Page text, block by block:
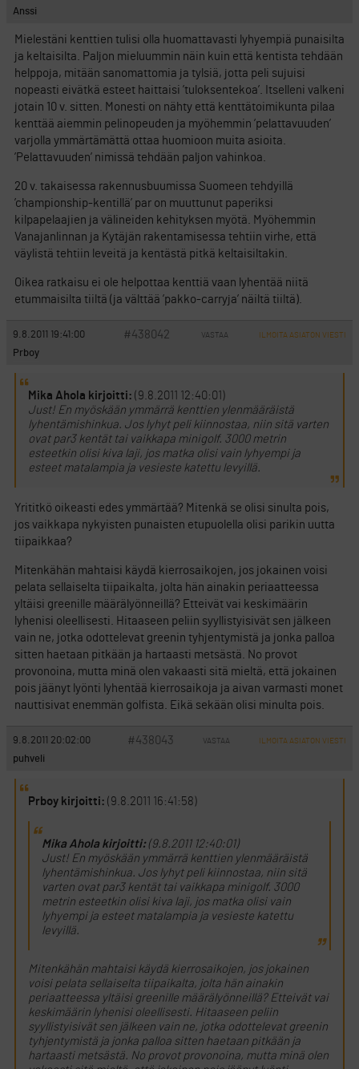
Anssi
Mielestäni kenttien tulisi olla huomattavasti lyhyempiä punaisilta
ja keltaisilta. Paljon mieluummin näin kuin että kentista tehdään
helppoja, mitään sanomattomia ja tylsiä, jotta peli sujuisi
nopeasti eivätkä esteet haittaisi ’tuloksentekoa’. Itselleni valkeni
jotain 10 v. sitten. Monesti on nähty että kenttätoimikunta pilaa
kenttää aiemmin pelinopeuden ja myöhemmin ’pelattavuuden’
varjolla ymmärtämättä ottaa huomioon muita asioita.
’Pelattavuuden’ nimissä tehdään paljon vahinkoa.
20 v. takaisessa rakennusbuumissa Suomeen tehdyillä
’championship-kentillä’ par on muuttunut paperiksi
kilpapelaajien ja välineiden kehityksen myötä. Myöhemmin
Vanajanlinnan ja Kytäjän rakentamisessa tehtiin virhe, että
väylistä tehtiin leveitä ja kentästä pitkä keltaisiltakin.
Oikea ratkaisu ei ole helpottaa kenttiä vaan lyhentää niitä
etummaisilta tiiltä (ja välttää ’pakko-carryja’ näiltä tiiltä).
9.8.2011 19:41:00 #438042 VASTAA ILMOITA ASIATON VIESTI
Prboy
Mika Ahola kirjoitti: (9.8.2011 12:40:01)
Just! En myöskään ymmärrä kenttien ylenmääräistä
lyhentämishinkua. Jos lyhyt peli kiinnostaa, niin sitä varten
ovat par3 kentät tai vaikkapa minigolf. 3000 metrin
esteetkin olisi kiva laji, jos matka olisi vain lyhyempi ja
esteet matalampia ja vesieste katettu levyillä.
Yrititkö oikeasti edes ymmärtää? Mitenkä se olisi sinulta pois,
jos vaikkapa nykyisten punaisten etupuolella olisi parikin uutta
tiipaikkaa?
Mitenkähän mahtaisi käydä kierrosaikojen, jos jokainen voisi
pelata sellaiselta tiipaikalta, jolta hän ainakin periaatteessa
yltäisi greenille määrälyönneillä? Etteivät vai keskimäärin
lyhenisi oleellisesti. Hitaaseen peliin syyllistyisivät sen jälkeen
vain ne, jotka odottelevat greenin tyhjentymistä ja jonka palloa
sitten haetaan pitkään ja hartaasti metsästä. No provot
provonoina, mutta minä olen vakaasti sitä mieltä, että jokainen
pois jäänyt lyönti lyhentää kierrosaikoja ja aivan varmasti monet
nauttisivat enemmän golfista. Eikä sekään olisi minulta pois.
9.8.2011 20:02:00 #438043 VASTAA ILMOITA ASIATON VIESTI
puhveli
Prboy kirjoitti: (9.8.2011 16:41:58)
Mika Ahola kirjoitti:(9.8.2011 12:40:01)
Just! En myöskään ymmärrä kenttien ylenmääräistä
lyhentämishinkua. Jos lyhyt peli kiinnostaa, niin sitä
varten ovat par3 kentät tai vaikkapa minigolf. 3000
metrin esteetkin olisi kiva laji, jos matka olisi vain
lyhyempi ja esteet matalampia ja vesieste katettu
levyillä.
Mitenkähän mahtaisi käydä kierrosaikojen, jos jokainen
voisi pelata sellaiselta tiipaikalta, jolta hän ainakin
periaatteessa yltäisi greenille määrälyönneillä? Etteivät vai
keskimäärin lyhenisi oleellisesti. Hitaaseen peliin
syyllistyisivät sen jälkeen vain ne, jotka odottelevat greenin
tyhjentymistä ja jonka palloa sitten haetaan pitkään ja
hartaasti metsästä. No provot provonoina, mutta minä olen